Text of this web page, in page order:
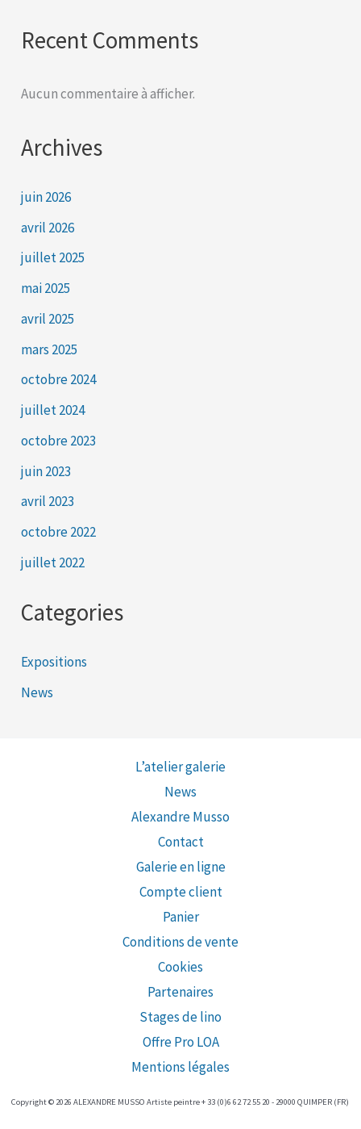
Recent Comments
Aucun commentaire à afficher.
Archives
juin 2026
avril 2026
juillet 2025
mai 2025
avril 2025
mars 2025
octobre 2024
juillet 2024
octobre 2023
juin 2023
avril 2023
octobre 2022
juillet 2022
Categories
Expositions
News
L’atelier galerie
News
Alexandre Musso
Contact
Galerie en ligne
Compte client
Panier
Conditions de vente
Cookies
Partenaires
Stages de lino
Offre Pro LOA
Mentions légales
Copyright © 2026 ALEXANDRE MUSSO Artiste peintre + 33 (0)6 62 72 55 20 - 29000 QUIMPER (FR)